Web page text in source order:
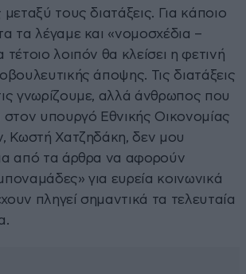
τους διατάξεις. Για κάποιο
τα λέγαμε και «νομοσχέδια –
λοιπόν θα κλείσει η φετινή
άποψης. Τις διατάξεις
γνωρίζουμε, αλλά άνθρωπος που
στον υπουργό Εθνικής Οικονομίας
Κωστή Χατζηδάκη, δεν μου
από τα άρθρα να αφορούν
για ευρεία κοινωνικά
πληγεί σημαντικά τα τελευταία